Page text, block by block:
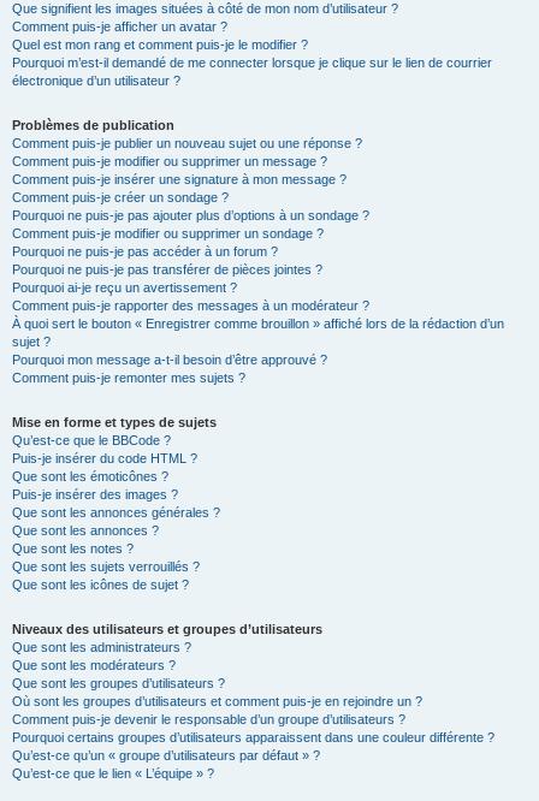
Que signifient les images situées à côté de mon nom d’utilisateur ?
Comment puis-je afficher un avatar ?
Quel est mon rang et comment puis-je le modifier ?
Pourquoi m’est-il demandé de me connecter lorsque je clique sur le lien de courrier
électronique d’un utilisateur ?
Problèmes de publication
Comment puis-je publier un nouveau sujet ou une réponse ?
Comment puis-je modifier ou supprimer un message ?
Comment puis-je insérer une signature à mon message ?
Comment puis-je créer un sondage ?
Pourquoi ne puis-je pas ajouter plus d’options à un sondage ?
Comment puis-je modifier ou supprimer un sondage ?
Pourquoi ne puis-je pas accéder à un forum ?
Pourquoi ne puis-je pas transférer de pièces jointes ?
Pourquoi ai-je reçu un avertissement ?
Comment puis-je rapporter des messages à un modérateur ?
À quoi sert le bouton « Enregistrer comme brouillon » affiché lors de la rédaction d’un
sujet ?
Pourquoi mon message a-t-il besoin d’être approuvé ?
Comment puis-je remonter mes sujets ?
Mise en forme et types de sujets
Qu’est-ce que le BBCode ?
Puis-je insérer du code HTML ?
Que sont les émoticônes ?
Puis-je insérer des images ?
Que sont les annonces générales ?
Que sont les annonces ?
Que sont les notes ?
Que sont les sujets verrouillés ?
Que sont les icônes de sujet ?
Niveaux des utilisateurs et groupes d’utilisateurs
Que sont les administrateurs ?
Que sont les modérateurs ?
Que sont les groupes d’utilisateurs ?
Où sont les groupes d’utilisateurs et comment puis-je en rejoindre un ?
Comment puis-je devenir le responsable d’un groupe d’utilisateurs ?
Pourquoi certains groupes d’utilisateurs apparaissent dans une couleur différente ?
Qu’est-ce qu’un « groupe d’utilisateurs par défaut » ?
Qu’est-ce que le lien « L’équipe » ?